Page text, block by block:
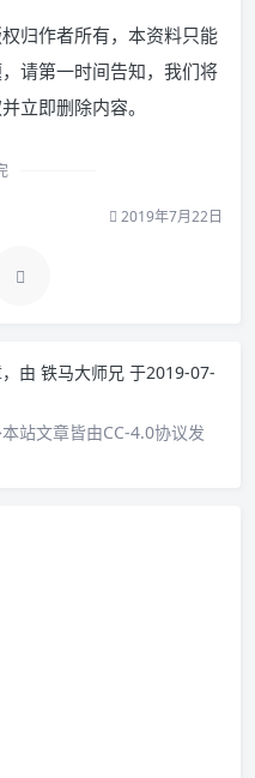
归作者所有，本资料只能
请第一时间告知，我们将
立即删除内容。
2019年7月22日
由 铁马大师兄 于2019-07-
站文章皆由CC-4.0协议发